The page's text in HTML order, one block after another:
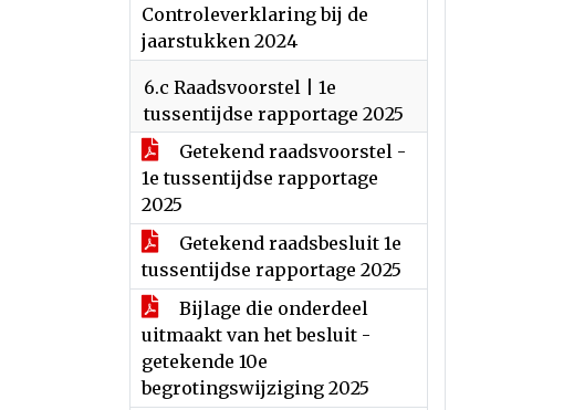
Controleverklaring bij de
jaarstukken 2024
6.c Raadsvoorstel | 1e
tussentijdse rapportage 2025
Getekend raadsvoorstel -
1e tussentijdse rapportage
2025
Getekend raadsbesluit 1e
tussentijdse rapportage 2025
Bijlage die onderdeel
uitmaakt van het besluit -
getekende 10e
begrotingswijziging 2025